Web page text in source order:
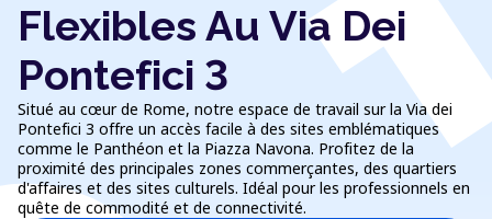
Flexibles Au Via Dei
Pontefici 3
Situé au cœur de Rome, notre espace de travail sur la Via dei
Pontefici 3 offre un accès facile à des sites emblématiques
comme le Panthéon et la Piazza Navona. Profitez de la
proximité des principales zones commerçantes, des quartiers
d'affaires et des sites culturels. Idéal pour les professionnels en
quête de commodité et de connectivité.